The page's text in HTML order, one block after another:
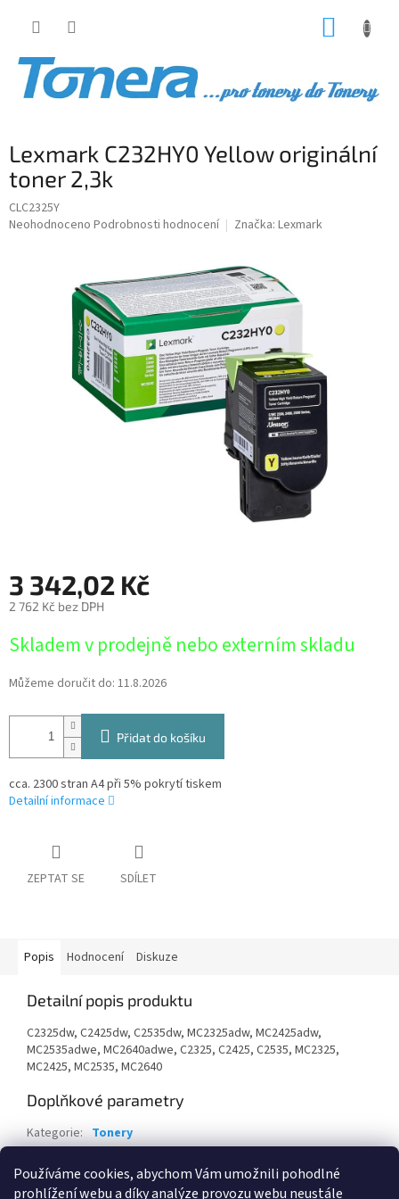
Používáme cookies, abychom Vám umožnili pohodlné
prohlížení webu a díky analýze provozu webu neustále
Lexmark C232HY0 Yellow originální
toner 2,3k
CLC2325Y
Průměrné
Neohodnoceno Podrobnosti hodnocení Značka: Lexmark
3 342,02 Kč
2 762 Kč bez DPH
cena:
Skladem v prodejně nebo externím skladu
Můžeme doručit do: 11.8.2026
Přidat do košíku
cca. 2300 stran A4 při 5% pokrytí tiskem
Detailní informace
ZEPTAT SE SDÍLET
Popis Hodnocení Diskuze
Detailní popis produktu
C2325dw, C2425dw, C2535dw, MC2325adw, MC2425adw,
MC2535adwe, MC2640adwe, C2325, C2425, C2535, MC2325,
MC2425, MC2535, MC2640
Doplňkové parametry
Kategorie: Tonery
EAN: 734646667111